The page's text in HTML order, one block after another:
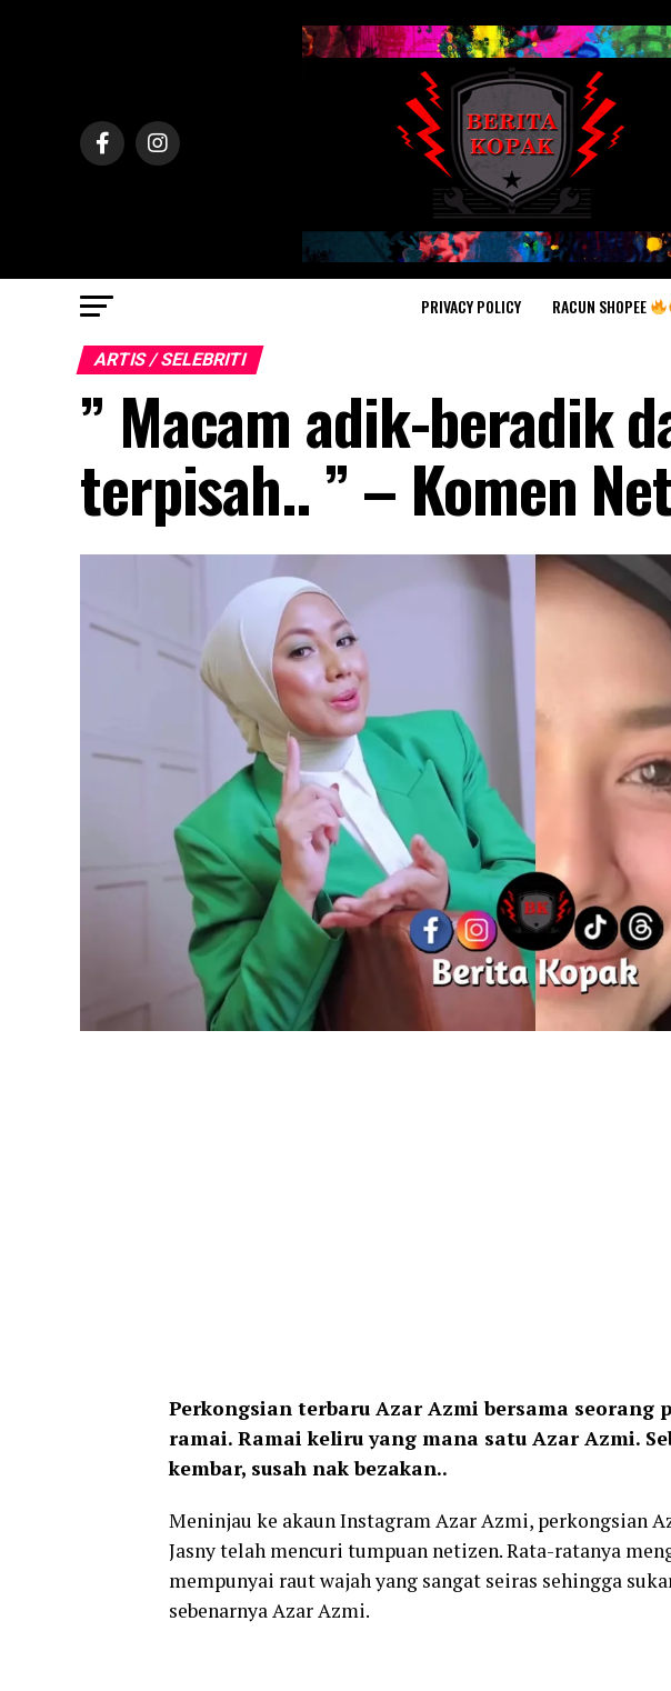
PRIVACY POLICY RACUN SHOPEE
ARTIS / SELEBRITI
” Macam adik-beradik
terpisah.. ” – Komen
Perkongsian terbaru Azar Azmi bersama
ramai. Ramai keliru yang mana satu Azar Azmi.
kembar, susah nak bezakan..
Meninjau ke akaun Instagram Azar Azmi, perkongsian
Jasny telah mencuri tumpuan netizen. Rata-ratanya
mempunyai raut wajah yang sangat seiras sehingga
sebenarnya Azar Azmi.